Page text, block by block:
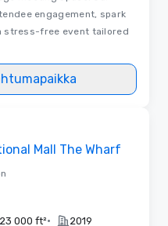
engagement, spark
stress-free event tailored
Mall The Wharf
23 000 ft²• 2019